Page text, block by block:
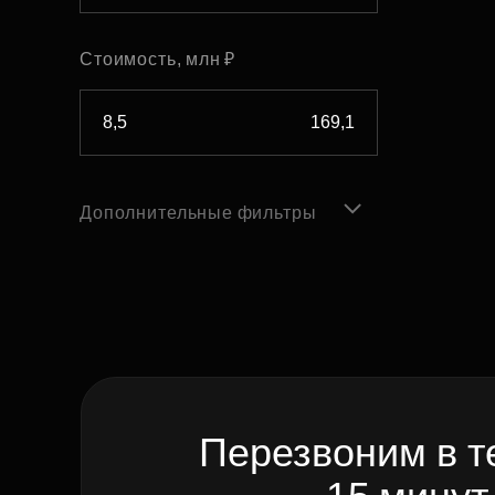
Стоимость, млн ₽
Дополнительные фильтры
Перезвоним в